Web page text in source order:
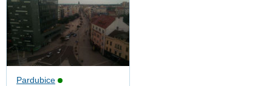
Pardubice